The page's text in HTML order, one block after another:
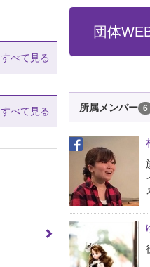
すべて見る
すべて見る
団体
所属メンバー 6